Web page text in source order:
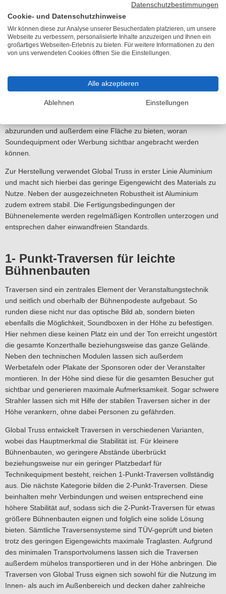
Hochwertige Bühnenbauten und
Traversensysteme von Global Truss
großen Veranstaltungen, ob in Messehallen, auf Konzerten oder
Festivals. Unter anderem produziert Global Truss seit vielen Jahren
komplexer Bühnenbauten. Neben den Podesten entwickelt der
abzurunden und außerdem eine Fläche zu bieten, woran
Soundequipment oder Werbung sichtbar angebracht werden
können.
Zur Herstellung verwendet Global Truss in erster Linie Aluminium
und macht sich hierbei das geringe Eigengewicht des Materials zu
Nutze. Neben der ausgezeichneten Robustheit ist Aluminium
zudem extrem stabil. Die Fertigungsbedingungen der
Bühnenelemente werden regelmäßigen Kontrollen unterzogen und
entsprechen daher einwandfreien Standards.
1- Punkt-Traversen für leichte
Bühnenbauten
Traversen sind ein zentrales Element der Veranstaltungstechnik
und seitlich und oberhalb der Bühnenpodeste aufgebaut. So
runden diese nicht nur das optische Bild ab, sondern bieten
ebenfalls die Möglichkeit, Soundboxen in der Höhe zu befestigen.
Hier nehmen diese keinen Platz ein und der Ton erreicht ungestört
die gesamte Konzerthalle beziehungsweise das ganze Gelände.
Neben den technischen Modulen lassen sich außerdem
Werbetafeln oder Plakate der Sponsoren oder der Veranstalter
montieren. In der Höhe sind diese für die gesamten Besucher gut
sichtbar und generieren maximale Aufmerksamkeit. Sogar schwere
Strahler lassen sich mit Hilfe der stabilen Traversen sicher in der
Höhe verankern, ohne dabei Personen zu gefährden.
Global Truss entwickelt Traversen in verschiedenen Varianten,
wobei das Hauptmerkmal die Stabilität ist. Für kleinere
Bühnenbauten, wo geringere Abstände überbrückt
beziehungsweise nur ein geringer Platzbedarf für
Technikequipment besteht, reichen 1-Punkt-Traversen vollständig
aus. Die nächste Kategorie bilden die 2-Punkt-Traversen. Diese
beinhalten mehr Verbindungen und weisen entsprechend eine
höhere Stabilität auf, sodass sich die 2-Punkt-Traversen für etwas
größere Bühnenbauten eignen und folglich eine solide Lösung
bieten. Sämtliche Traversensysteme sind TÜV-geprüft und bieten
trotz des geringen Eigengewichts maximale Traglasten. Aufgrund
des minimalen Transportvolumens lassen sich die Traversen
außerdem mühelos transportieren und in der Höhe anbringen. Die
Traversen von Global Truss eignen sich sowohl für die Nutzung im
Innen- als auch im Außenbereich und decken daher zahlreiche
Datenschutzbestimmungen
Cookie- und Datenschutzhinweise
Wir können diese zur Analyse unserer Besucherdaten platzieren, um unsere
Webseite zu verbessern, personalisierte Inhalte anzuzeigen und Ihnen ein
großartiges Webseiten-Erlebnis zu bieten. Für weitere Informationen zu den
von uns verwendeten Cookies öffnen Sie die Einstellungen.
Alle akzeptieren
Ablehnen Einstellungen